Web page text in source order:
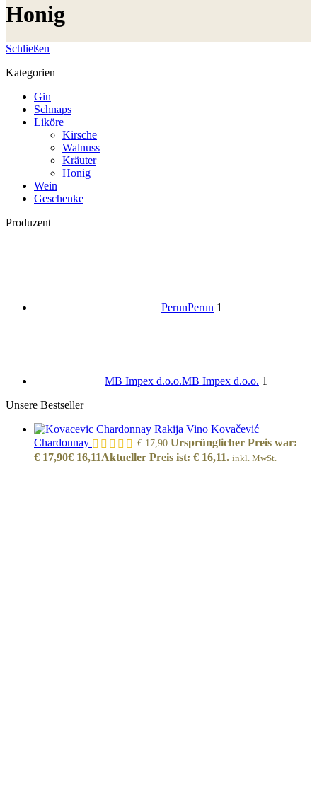
Honig
Schließen
Kategorien
Gin
Schnaps
Liköre
Kirsche
Walnuss
Kräuter
Honig
Wein
Geschenke
Produzent
PerunPerun 1
MB Impex d.o.o.MB Impex d.o.o. 1
Unsere Bestseller
Kovačević
Chardonnay
€17,90 Ursprünglicher Preis war:
€ 17,90€ 16,11Aktueller Preis ist: € 16,11. inkl. MwSt.